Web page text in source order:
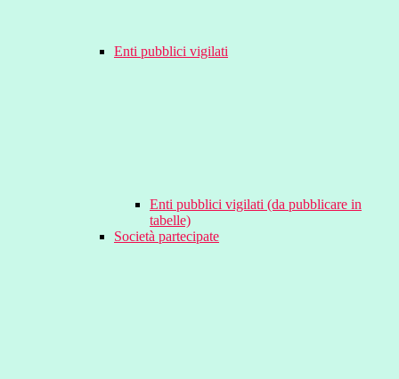
Enti pubblici vigilati
Enti pubblici vigilati (da pubblicare in
tabelle)
Società partecipate